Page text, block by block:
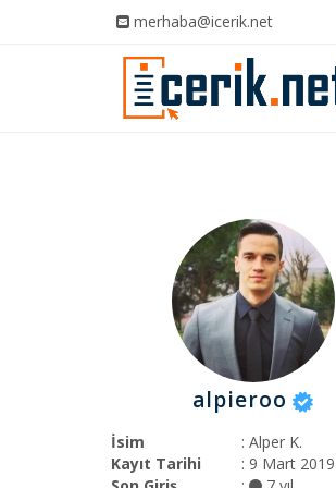
merhaba@icerik.net
alpieroo
İsim
: Alper K.
Kayıt Tarihi
: 9 Mart 2019